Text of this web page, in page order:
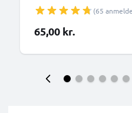
opladning af datakabel til
PVC - Sort
(65
65,00 kr.